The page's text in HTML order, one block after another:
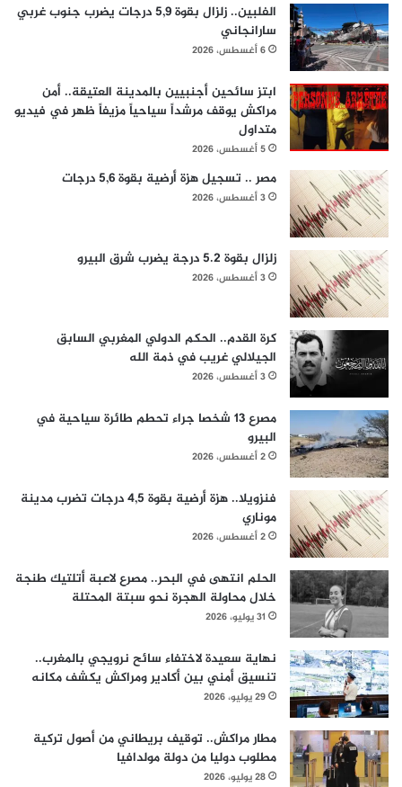
الفلبين.. زلزال بقوة 5,9 درجات يضرب جنوب غربي
سارانجاني
6 أغسطس، 2026
ابتز سائحين أجنبيين بالمدينة العتيقة.. أمن
مراكش يوقف مرشداً سياحياً مزيفاً ظهر في فيديو
متداول
5 أغسطس، 2026
مصر .. تسجيل هزة أرضية بقوة 5,6 درجات
3 أغسطس، 2026
زلزال بقوة 5.2 درجة يضرب شرق البيرو
3 أغسطس، 2026
كرة القدم.. الحكم الدولي المغربي السابق
الجيلالي غريب في ذمة الله
3 أغسطس، 2026
مصرع 13 شخصا جراء تحطم طائرة سياحية في
البيرو
2 أغسطس، 2026
فنزويلا.. هزة أرضية بقوة 4,5 درجات تضرب مدينة
موناري
2 أغسطس، 2026
الحلم انتهى في البحر.. مصرع لاعبة أتلتيك طنجة
خلال محاولة الهجرة نحو سبتة المحتلة
31 يوليو، 2026
نهاية سعيدة لاختفاء سائح نرويجي بالمغرب..
تنسيق أمني بين أكادير ومراكش يكشف مكانه
29 يوليو، 2026
مطار مراكش.. توقيف بريطاني من أصول تركية
مطلوب دوليا من دولة مولدافيا
28 يوليو، 2026